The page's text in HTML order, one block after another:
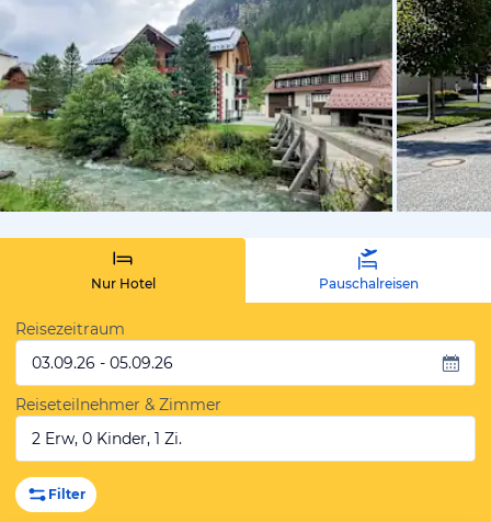
von
Nur Hotel Pauschalreisen
Reisezeitraum
03.09.26 - 05.09.26
Reiseteilnehmer & Zimmer
2 Erw, 0 Kinder, 1 Zi.
Filter